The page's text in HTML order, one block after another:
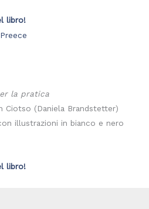
libro!
la pratica
Ciotso (Daniela Brandstetter)
illustrazioni in bianco e nero
libro!